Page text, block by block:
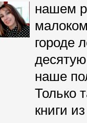
нашем
городе
наше
Только
книги